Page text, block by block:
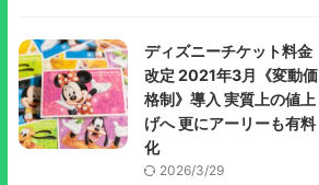
ディズニーチケット料金
改定 2021年3月《変動価
格制》導入 実質上の値上
げへ 更にアーリーも有料
化
2026/3/29